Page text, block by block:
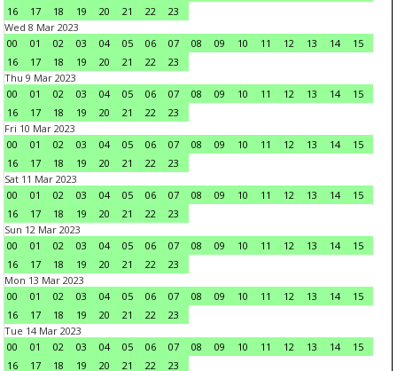
16
17 18 19 20 21 22
23
Wed 8 Mar 2023
00
01 02 03 04 05 06 07 08 09 10 11 12 13 14
15
16
17 18 19 20 21 22
23
Thu 9 Mar 2023
00
01 02 03 04 05 06 07 08 09 10 11 12 13 14
15
16
17 18 19 20 21 22
23
Fri 10 Mar 2023
00
01 02 03 04 05 06 07 08 09 10 11 12 13 14
15
16
17 18 19 20 21 22
23
Sat 11 Mar 2023
00
01 02 03 04 05 06 07 08 09 10 11 12 13 14
15
16
17 18 19 20 21 22
23
Sun 12 Mar 2023
00
01 02 03 04 05 06 07 08 09 10 11 12 13 14
15
16
17 18 19 20 21 22
23
Mon 13 Mar 2023
00
01 02 03 04 05 06 07 08 09 10 11 12 13 14
15
16
17 18 19 20 21 22
23
Tue 14 Mar 2023
00
01 02 03 04 05 06 07 08 09 10 11 12 13 14
15
16
17 18 19 20 21 22 23